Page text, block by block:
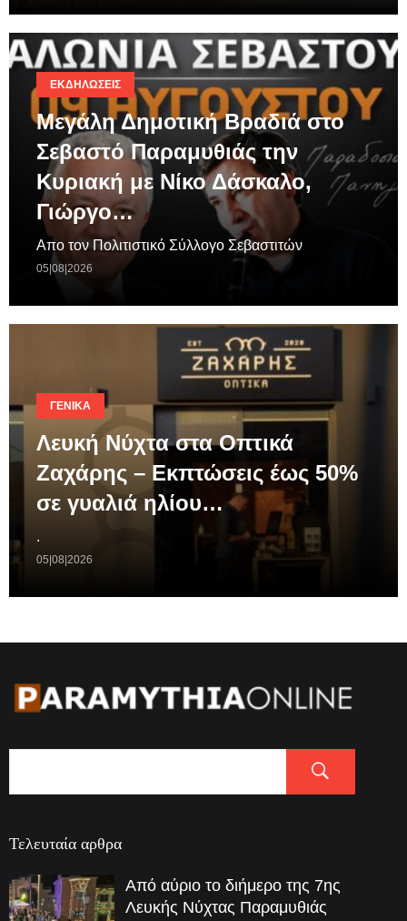
ΕΚΔΗΛΏΣΕΙΣ
Μεγάλη Δημοτική Βραδιά στο
Σεβαστό Παραμυθιάς την
Κυριακή με Νίκο Δάσκαλο,
Γιώργο…
Απο τον Πολιτιστικό Σύλλογο Σεβαστιτών
05|08|2026
ΓΕΝΙΚΆ
Λευκή Νύχτα στα Οπτικά
Ζαχάρης – Εκπτώσεις έως 50%
σε γυαλιά ηλίου…
.
05|08|2026
Τελευταία αρθρα
Από αύριο το διήμερο της 7ης
Λευκής Νύχτας Παραμυθιάς